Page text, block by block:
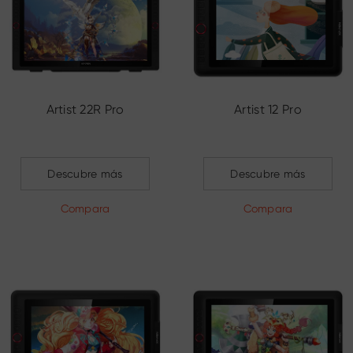
Artist 22R Pro
Descubre más
Compara
Artist 12 Pro
Descubre más
Compara